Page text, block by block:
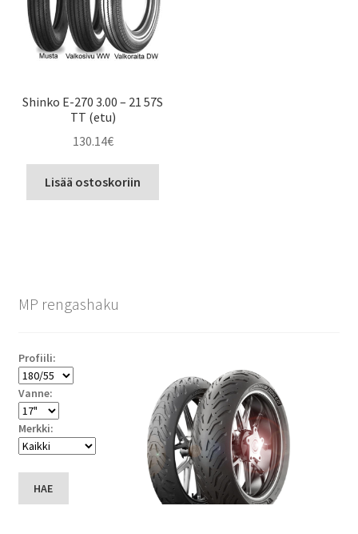
Shinko E-270 3.00 – 21 57S
TT (etu)
130.14€
Lisää ostoskoriin
MP rengashaku
Profiili:
Vanne:
Merkki:
HAE